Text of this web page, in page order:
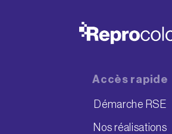
Accès rapide
Démarche RSE
Nos réalisations